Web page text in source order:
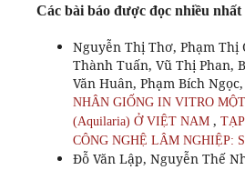
Các bài báo được đọc nhiều nhất
Nguyễn Thị Thơ, Phạm Thị
Thành Tuấn, Vũ Thị Phan,
Văn Huân, Phạm Bích
NHÂN GIỐNG IN VITRO
(Aquilaria) Ở VIỆT NAM ,
CÔNG NGHỆ LÂM NGHIỆP:
Đỗ Văn Lập, Nguyễn Thế